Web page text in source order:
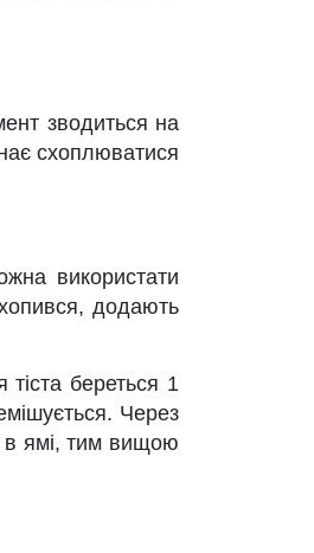
зводиться на
схоплюватися
використати
додають
тіста береться 1
Через
в ямі, тим вищою